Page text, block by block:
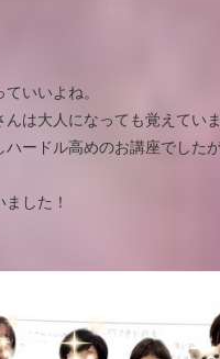
いいよね。
んは大人になっても覚えてい
ハードル高めのお講座でした
した！